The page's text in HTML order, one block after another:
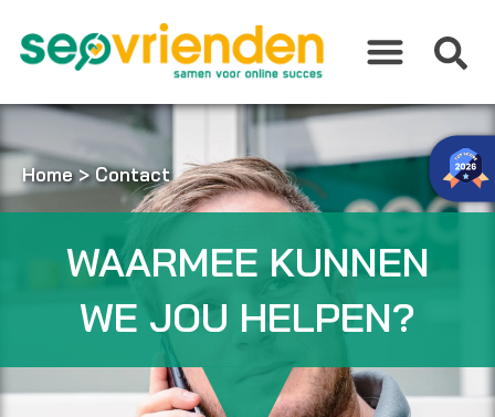
naar
inhoud
Home>Contact
WAARMEE KUNNEN
WE JOU HELPEN?